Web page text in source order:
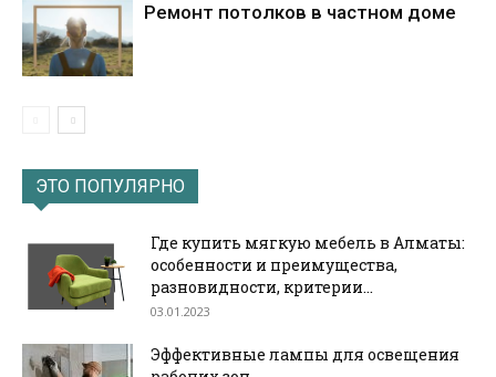
Ремонт потолков в частном доме
ЭТО ПОПУЛЯРНО
Где купить мягкую мебель в Алматы:
особенности и преимущества,
разновидности, критерии...
03.01.2023
Эффективные лампы для освещения